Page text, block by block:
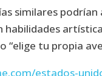
similares
habilidades
“elige tu propia
estados-